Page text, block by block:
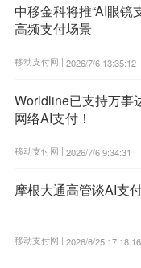
中移金科将推“AI眼镜
高频支付场景
移动支付网 | 2026/7/6 13:35:12
Worldline已支持万事
网络AI支付！
移动支付网 | 2026/7/6 9:34:31
摩根大通高管谈AI支
移动支付网 | 2026/6/25 17:18:16